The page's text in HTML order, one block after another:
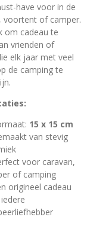
have voor in de
voortent of camper.
om cadeau te
vrienden of
elk jaar met veel
de camping te
15 x 15 cm
van stevig
voor caravan,
of camping
origineel cadeau